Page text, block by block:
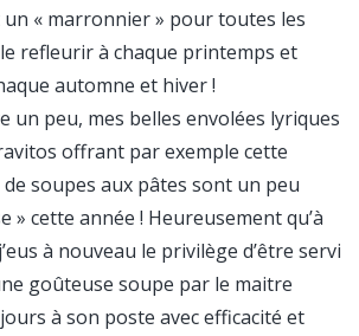
un « marronnier » pour toutes les
refleurir à chaque printemps et
automne et hiver !
un peu, mes belles envolées lyriques
offrant par exemple cette
soupes aux pâtes sont un peu
» cette année ! Heureusement qu’à
à nouveau le privilège d’être servi
goûteuse soupe par le maitre
à son poste avec efficacité et